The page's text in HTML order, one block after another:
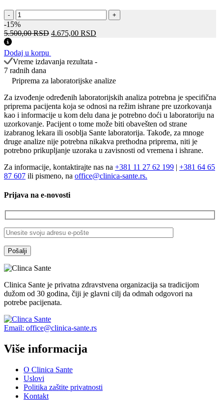
-
Profil
miozitisa
(Mi-
Ku,
PM-
Scl
100,
PM-
Scl
75,
Jo-
1,
SRP,
PL-
7,
PL-
12,
EJ,
OJ,
RO-
52)
+
-15%
5.500,00RSD Оригинална
била:
5.500,00 RSD.
4.675,00 RSD
Dodaj u korpu
Vreme izdavanja rezultata -
7 radnih dana
Priprema za laboratorijske analize
Za izvođenje određenih laboratorijskih analiza potrebna je specifična
priprema pacijenta koja se odnosi na režim ishrane pre uzorkovanja
kao i informacije u kom delu dana je potrebno doći u laboratoriju na
uzorkovanje. Pacijent o tome može biti obavešten od strane
izabranog lekara ili osoblja Sante laboratorija. Takođe, za mnoge
druge analize nije potrebna nikakva prethodna priprema, niti je
potrebno prikupljanje uzoraka u zavisnosti od vremena i ishrane.
Za informacije, kontaktirajte nas na +381 11 27 62 199 | +381 64 65
87 607 ili pismeno, na office@clinica-sante.rs.
Prijava na e-novosti
Clinica Sante je privatna zdravstvena organizacija sa tradicijom
dužom od 30 godina, čiji je glavni cilj da odmah odgovori na
potrebe pacijenata.
Email: office@clinica-sante.rs
Više informacija
O Clinica Sante
Uslovi
Politika zaštite privatnosti
Kontakt